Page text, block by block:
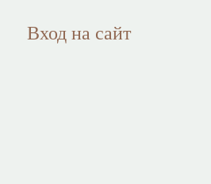
Вход на сайт